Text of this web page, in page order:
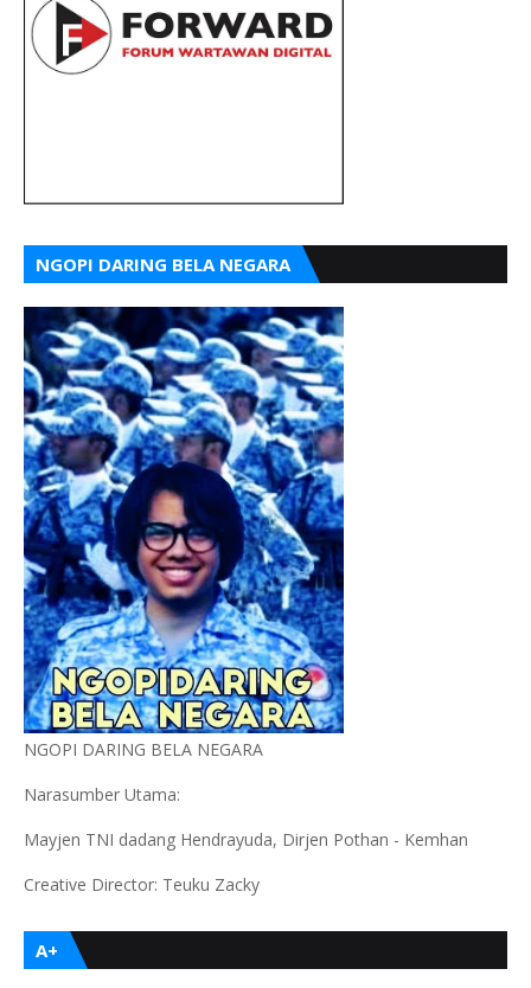
NGOPI DARING BELA NEGARA
NGOPI DARING BELA NEGARA
Narasumber Utama:
Mayjen TNI dadang Hendrayuda, Dirjen Pothan - Kemhan
Creative Director: Teuku Zacky
A+